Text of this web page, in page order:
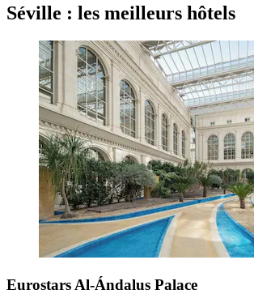
Séville : les meilleurs hôtels
Eurostars Al-Ándalus Palace